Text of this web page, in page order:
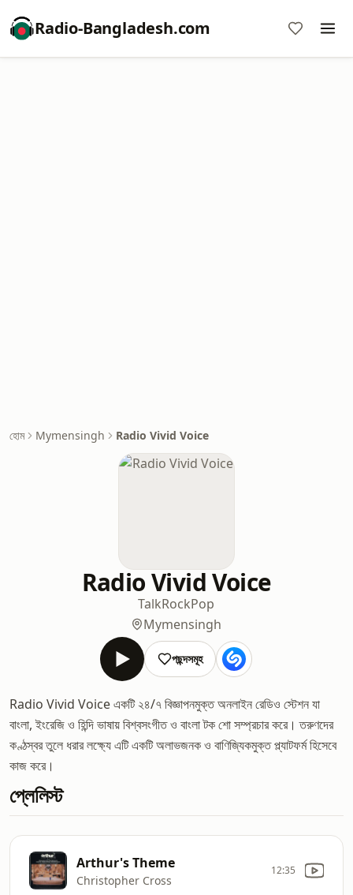
Radio-Bangladesh.com
হোম Mymensingh Radio Vivid Voice
Radio Vivid Voice
TalkRockPop
Mymensingh
পছন্দসমূহ
Radio Vivid Voice একটি ২৪/৭ বিজ্ঞাপনমুক্ত অনলাইন রেডিও স্টেশন যা
বাংলা, ইংরেজি ও হিন্দি ভাষায় বিশ্বসংগীত ও বাংলা টক শো সম্প্রচার করে। তরুণদের
কণ্ঠস্বর তুলে ধরার লক্ষ্যে এটি একটি অলাভজনক ও বাণিজ্যিকমুক্ত প্ল্যাটফর্ম হিসেবে
কাজ করে।
প্লেলিস্ট
Arthur's Theme
Christopher Cross
12:35